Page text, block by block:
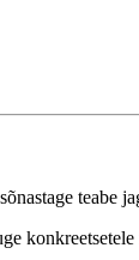
teabe